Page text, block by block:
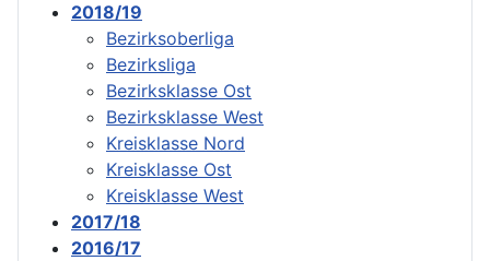
2018/19
Bezirksoberliga
Bezirksliga
Bezirksklasse Ost
Bezirksklasse West
Kreisklasse Nord
Kreisklasse Ost
Kreisklasse West
2017/18
2016/17